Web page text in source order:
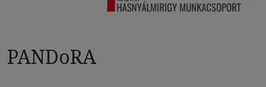
PANDoRA